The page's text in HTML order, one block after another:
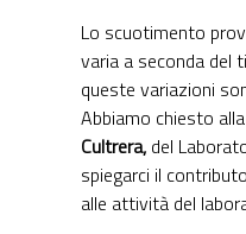
Lo scuotimento
varia a seconda del
queste variazioni
Abbiamo chiesto
Cultrera, del
spiegarci il
alle attività del